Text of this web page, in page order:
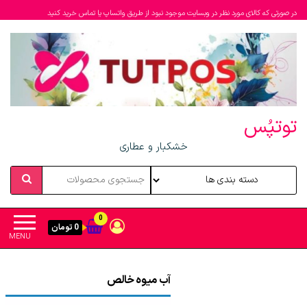
در صورتی که کالای مورد نظر در وبسایت موجود نبود از طریق واتساپ یا تماس خرید کنید
توتپُس
خشکبار و عطاری
MENU
0
0 تومان
آب میوه خالص